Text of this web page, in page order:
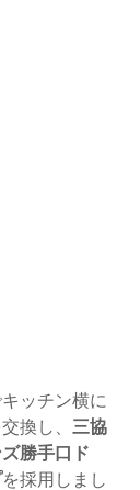
ッチン横に
換し、 三協
勝手口ド
を採用しまし